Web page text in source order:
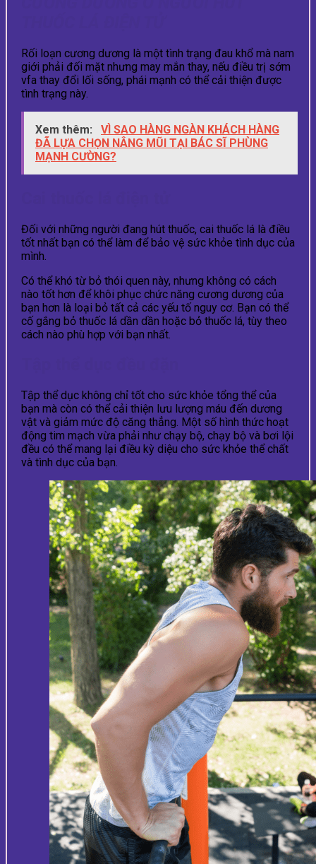
Rối loạn cương dương là một tình trạng đau khổ mà nam
giới phải đối mặt nhưng may mắn thay, nếu điều trị sớm
vfa thay đổi lối sống, phái mạnh có thể cải thiện được
tình trạng này.
Xem thêm:
VÌ SAO HÀNG NGÀN KHÁCH HÀNG
ĐÃ LỰA CHỌN NÂNG MŨI TẠI BÁC SĨ PHÙNG
MẠNH CƯỜNG?
Đối với những người đang hút thuốc, cai thuốc lá là điều
tốt nhất bạn có thể làm để bảo vệ sức khỏe tình dục của
mình.
Có thể khó từ bỏ thói quen này, nhưng không có cách
nào tốt hơn để khôi phục chức năng cương dương của
bạn hơn là loại bỏ tất cả các yếu tố nguy cơ. Bạn có thể
cố gắng bỏ thuốc lá dần dần hoặc bỏ thuốc lá, tùy theo
cách nào phù hợp với bạn nhất.
Tập thể dục không chỉ tốt cho sức khỏe tổng thể của
bạn mà còn có thể cải thiện lưu lượng máu đến dương
vật và giảm mức độ căng thẳng. Một số hình thức hoạt
động tim mạch vừa phải như chạy bộ, chạy bộ và bơi lội
đều có thể mang lại điều kỳ diệu cho sức khỏe thể chất
và tình dục của bạn.